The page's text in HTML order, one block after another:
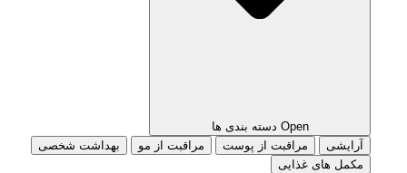
Open دسته بندی ها
آرایشی
مراقبت از پوست مراقبت از مو
بهداشت شخصی
مکمل های غذایی